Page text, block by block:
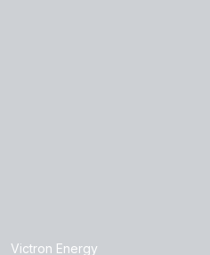
Victron Energy